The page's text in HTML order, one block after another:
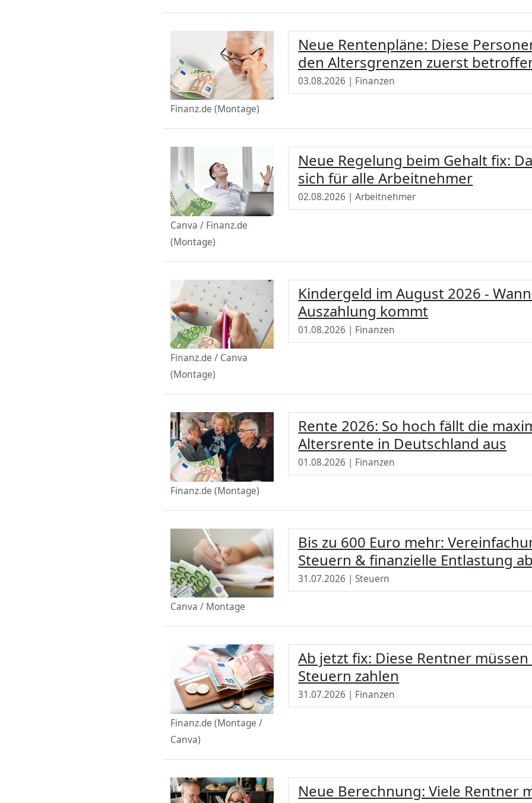
Finanz.de (Montage)
Neue Rentenpläne: Diese
den Altersgrenzen zuerst
03.08.2026 | Finanzen
Canva / Finanz.de
(Montage)
Neue Regelung beim Gehalt fix:
sich für alle Arbeitnehmer
02.08.2026 | Arbeitnehmer
Finanz.de / Canva
(Montage)
Kindergeld im August 2026 -
Auszahlung kommt
01.08.2026 | Finanzen
Finanz.de (Montage)
Rente 2026: So hoch fällt die
Altersrente in Deutschland aus
01.08.2026 | Finanzen
Canva / Montage
Bis zu 600 Euro mehr:
Steuern & finanzielle Entlastung
31.07.2026 | Steuern
Finanz.de (Montage /
Canva)
Ab jetzt fix: Diese Rentner
Steuern zahlen
31.07.2026 | Finanzen
Neue Berechnung: Viele Rentner